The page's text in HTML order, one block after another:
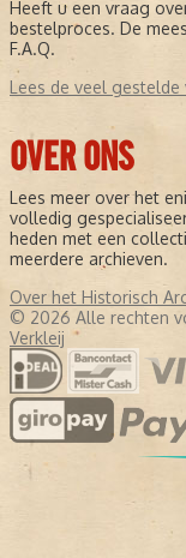
Heeft u een vraag
bestelproces. De
F.A.Q.
Lees de veel gestelde
OVER ONS
Lees meer over het
volledig
heden met een
meerdere archieven.
Over het Historisch
© 2026 Alle rechten
Verkleij